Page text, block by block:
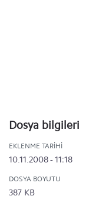
Dosya bilgileri
EKLENME TARIHI
10.11.2008 - 11:18
DOSYA BOYUTU
387 KB